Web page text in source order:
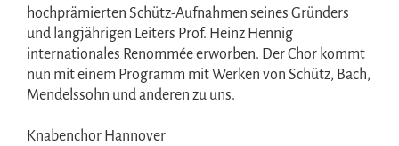
hochprämierten Schütz-Aufnahmen seines Gründers
und langjährigen Leiters Prof. Heinz Hennig
internationales Renommée erworben. Der Chor kommt
nun mit einem Programm mit Werken von Schütz, Bach,
Mendelssohn und anderen zu uns.
Knabenchor Hannover